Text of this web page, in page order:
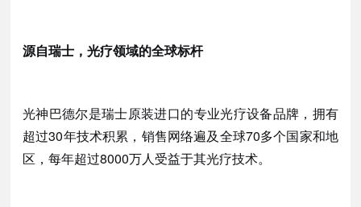
源自瑞士，光疗领域的全球标杆
光神巴德尔是瑞士原装进口的专业光疗设备品牌，拥有
超过30年技术积累，销售网络遍及全球70多个国家和地
区，每年超过8000万人受益于其光疗技术。